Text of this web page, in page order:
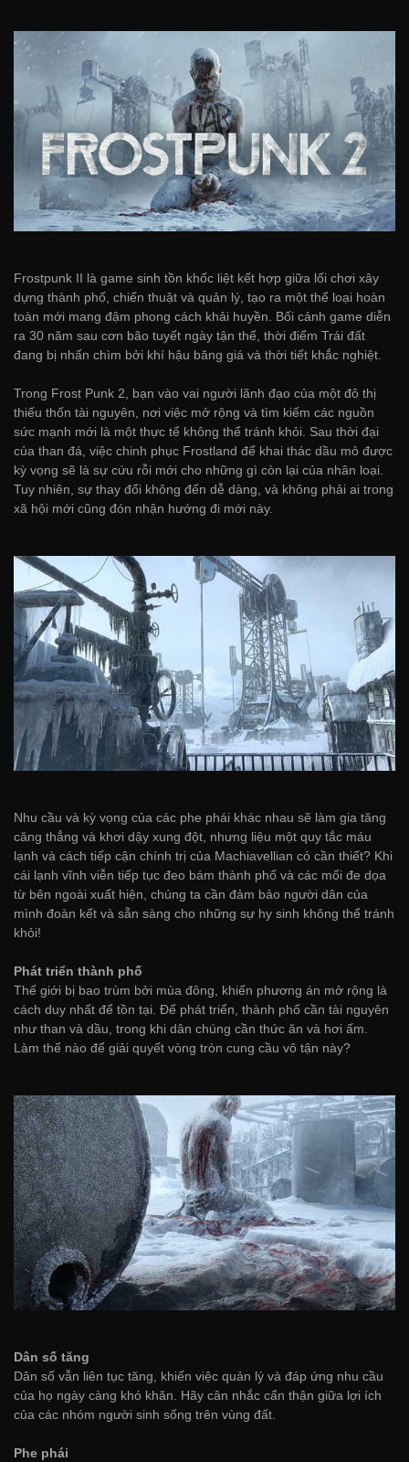
Frostpunk II là game sinh tồn khốc liệt kết hợp giữa lối chơi xây
dựng thành phố, chiến thuật và quản lý, tạo ra một thể loại hoàn
toàn mới mang đậm phong cách khải huyền. Bối cảnh game diễn
ra 30 năm sau cơn bão tuyết ngày tận thế, thời điểm Trái đất
đang bị nhấn chìm bởi khí hậu băng giá và thời tiết khắc nghiệt.
Trong Frost Punk 2, bạn vào vai người lãnh đạo của một đô thị
thiếu thốn tài nguyên, nơi việc mở rộng và tìm kiếm các nguồn
sức mạnh mới là một thực tế không thể tránh khỏi. Sau thời đại
của than đá, việc chinh phục Frostland để khai thác dầu mỏ được
kỳ vọng sẽ là sự cứu rỗi mới cho những gì còn lại của nhân loại.
Tuy nhiên, sự thay đổi không đến dễ dàng, và không phải ai trong
xã hội mới cũng đón nhận hướng đi mới này.
Nhu cầu và kỳ vọng của các phe phái khác nhau sẽ làm gia tăng
căng thẳng và khơi dậy xung đột, nhưng liệu một quy tắc máu
lạnh và cách tiếp cận chính trị của Machiavellian có cần thiết? Khi
cái lạnh vĩnh viễn tiếp tục đeo bám thành phố và các mối đe dọa
từ bên ngoài xuất hiện, chúng ta cần đảm bảo người dân của
mình đoàn kết và sẵn sàng cho những sự hy sinh không thể tránh
khỏi!
Phát triển thành phố
Thế giới bị bao trùm bởi mùa đông, khiến phương án mở rộng là
cách duy nhất để tồn tại. Để phát triển, thành phố cần tài nguyên
như than và dầu, trong khi dân chúng cần thức ăn và hơi ấm.
Làm thế nào để giải quyết vòng tròn cung cầu vô tận này?
Dân số tăng
Dân số vẫn liên tục tăng, khiến việc quản lý và đáp ứng nhu cầu
của họ ngày càng khó khăn. Hãy cân nhắc cẩn thận giữa lợi ích
của các nhóm người sinh sống trên vùng đất.
Phe phái